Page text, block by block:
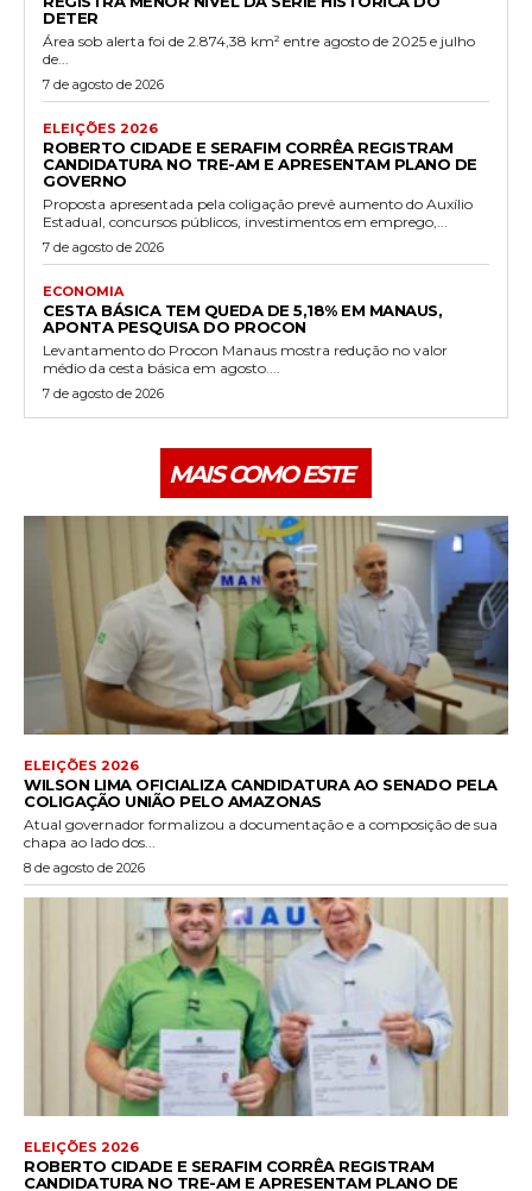
DETER
Área sob alerta foi de 2.874,38 km² entre agosto de 2025 e julho
de...
7 de agosto de 2026
ELEIÇÕES 2026
ROBERTO CIDADE E SERAFIM CORRÊA REGISTRAM
CANDIDATURA NO TRE-AM E APRESENTAM PLANO DE
GOVERNO
Proposta apresentada pela coligação prevê aumento do Auxílio
Estadual, concursos públicos, investimentos em emprego,...
7 de agosto de 2026
ECONOMIA
CESTA BÁSICA TEM QUEDA DE 5,18% EM MANAUS,
APONTA PESQUISA DO PROCON
Levantamento do Procon Manaus mostra redução no valor
médio da cesta básica em agosto....
7 de agosto de 2026
MAIS COMO ESTE
ELEIÇÕES 2026
WILSON LIMA OFICIALIZA CANDIDATURA AO SENADO PELA
COLIGAÇÃO UNIÃO PELO AMAZONAS
Atual governador formalizou a documentação e a composição de sua
chapa ao lado dos...
8 de agosto de 2026
ELEIÇÕES 2026
ROBERTO CIDADE E SERAFIM CORRÊA REGISTRAM
CANDIDATURA NO TRE-AM E APRESENTAM PLANO DE